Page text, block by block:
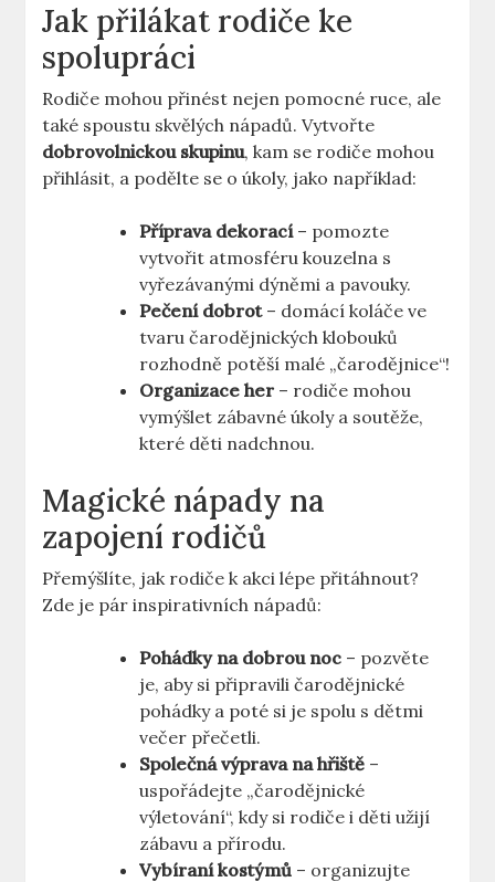
Jak‍ přilákat rodiče ke
spolupráci
Rodiče ⁣mohou ‍přinést nejen pomocné ruce,⁢ ale
také spoustu skvělých nápadů. Vytvořte
dobrovolnickou skupinu, kam se rodiče mohou⁢
přihlásit, a podělte se o úkoly, jako například:
Příprava dekorací– pomozte
vytvořit atmosféru kouzelna s
vyřezávanými dýněmi a pavouky.
Pečení dobrot– ⁤domácí koláče ve
tvaru čarodějnických klobouků
rozhodně potěší malé „čarodějnice“!
Organizace‍ her – rodiče mohou
vymýšlet zábavné ‌úkoly a soutěže,
které děti​ nadchnou.
Magické​ nápady na
zapojení rodičů
Přemýšlíte, jak rodiče k akci lépe přitáhnout?
Zde je pár inspirativních nápadů:
Pohádky‌ na dobrou ⁢noc – pozvěte‌
je, aby si připravili čarodějnické
pohádky a poté si je spolu s⁢ dětmi
večer přečetli.
Společná výprava na hřiště ⁣–
uspořádejte „čarodějnické
výletování“, ‍kdy si rodiče i děti užijí
⁤zábavu a přírodu.
Vybíraní kostýmů – organizujte